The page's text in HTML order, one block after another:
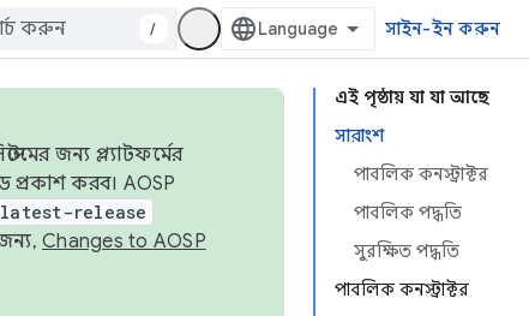
/ সাইন-ইন করুন
এই পৃষ্ঠায় যা যা আছে
সারাংশ
পাবলিক কনস্ট্রাক্টর
পাবলিক পদ্ধতি
সুরক্ষিত পদ্ধতি
পাবলিক কনস্ট্রাক্টর
জন্য প্ল্যাটফর্মের
প্রকাশ করব। AOSP
release
Changes to AOSP